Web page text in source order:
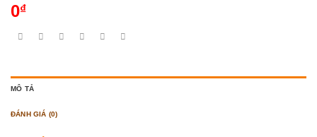
0₫
MÔ TẢ
ĐÁNH GIÁ (0)